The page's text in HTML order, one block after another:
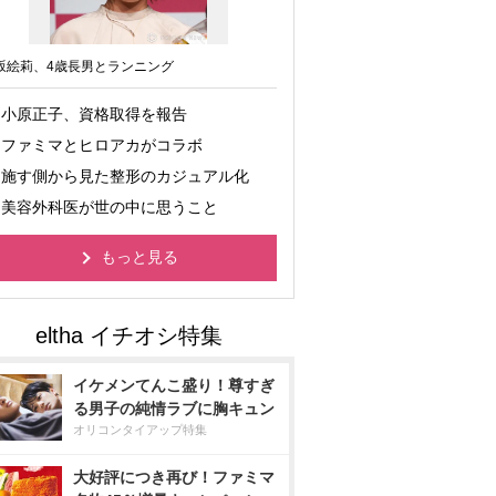
絵莉、4歳長男とランニング
小原正子、資格取得を報告
ファミマとヒロアカがコラボ
施す側から見た整形のカジュアル化
美容外科医が世の中に思うこと
もっと見る
イケメンてんこ盛り！尊すぎ
る男子の純情ラブに胸キュン
オリコンタイアップ特集
大好評につき再び！ファミマ